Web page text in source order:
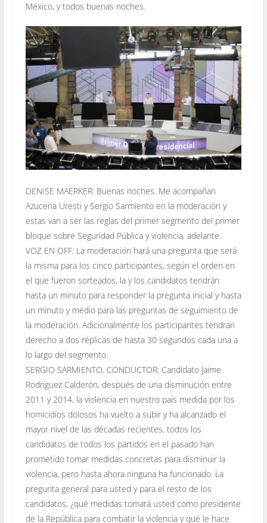
México, y todos buenas noches.
DENISE MAERKER: Buenas noches. Me acompañan
Azucena Uresti y Sergio Sarmiento en la moderación y
estas van a ser las reglas del primer segmento del primer
bloque sobre Seguridad Pública y violencia, adelante.
VOZ EN OFF: La moderación hará una pregunta que será
la misma para los cinco participantes, según el orden en
el que fueron sorteados, la y los candidatos tendrán
hasta un minuto para responder la pregunta inicial y hasta
un minuto y medio para las preguntas de seguimiento de
la moderación. Adicionalmente los participantes tendrán
derecho a dos réplicas de hasta 30 segundos cada una a
lo largo del segmento.
SERGIO SARMIENTO, CONDUCTOR: Candidato Jaime
Rodríguez Calderón, después de una disminución entre
2011 y 2014, la violencia en nuestro país medida por los
homicidios dolosos ha vuelto a subir y ha alcanzado el
mayor nivel de las décadas recientes, todos los
candidatos de todos los partidos en el pasado han
prometido tomar medidas concretas para disminuir la
violencia, pero hasta ahora ninguna ha funcionado. La
pregunta general para usted y para el resto de los
candidatos, ¿qué medidas tomará usted como presidente
de la República para combatir la violencia y qué le hace